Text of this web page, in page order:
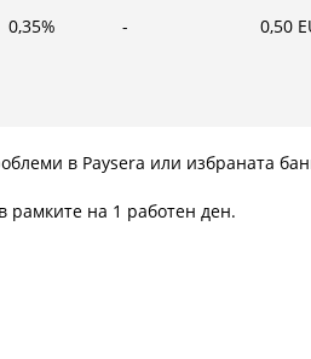
0,35% - 0,50
в Paysera или избраната
на 1 работен ден.